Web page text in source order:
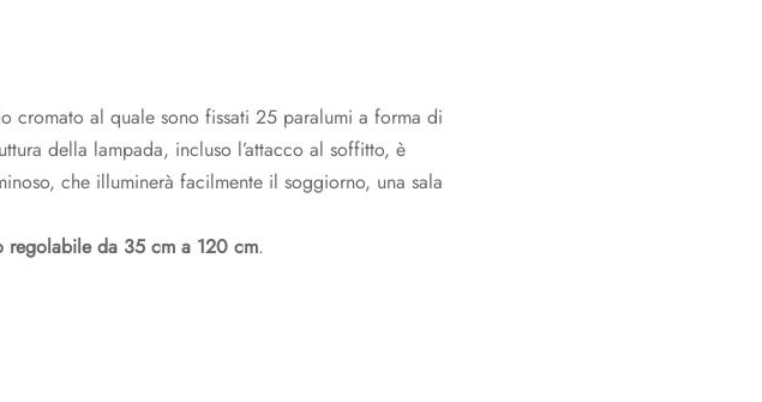
cromato al quale sono fissati 25 paralumi a forma di
della lampada, incluso l’attacco al soffitto, è
che illuminerà facilmente il soggiorno, una sala
regolabile da 35 cm a 120 cm.